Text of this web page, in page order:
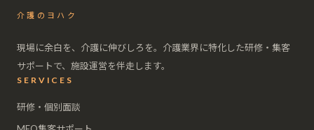
介護のヨハク
現場に余白を、介護に伸びしろを。介護業界に特化した研修・集客
サポートで、施設運営を伴走します。
SERVICES
研修・個別面談